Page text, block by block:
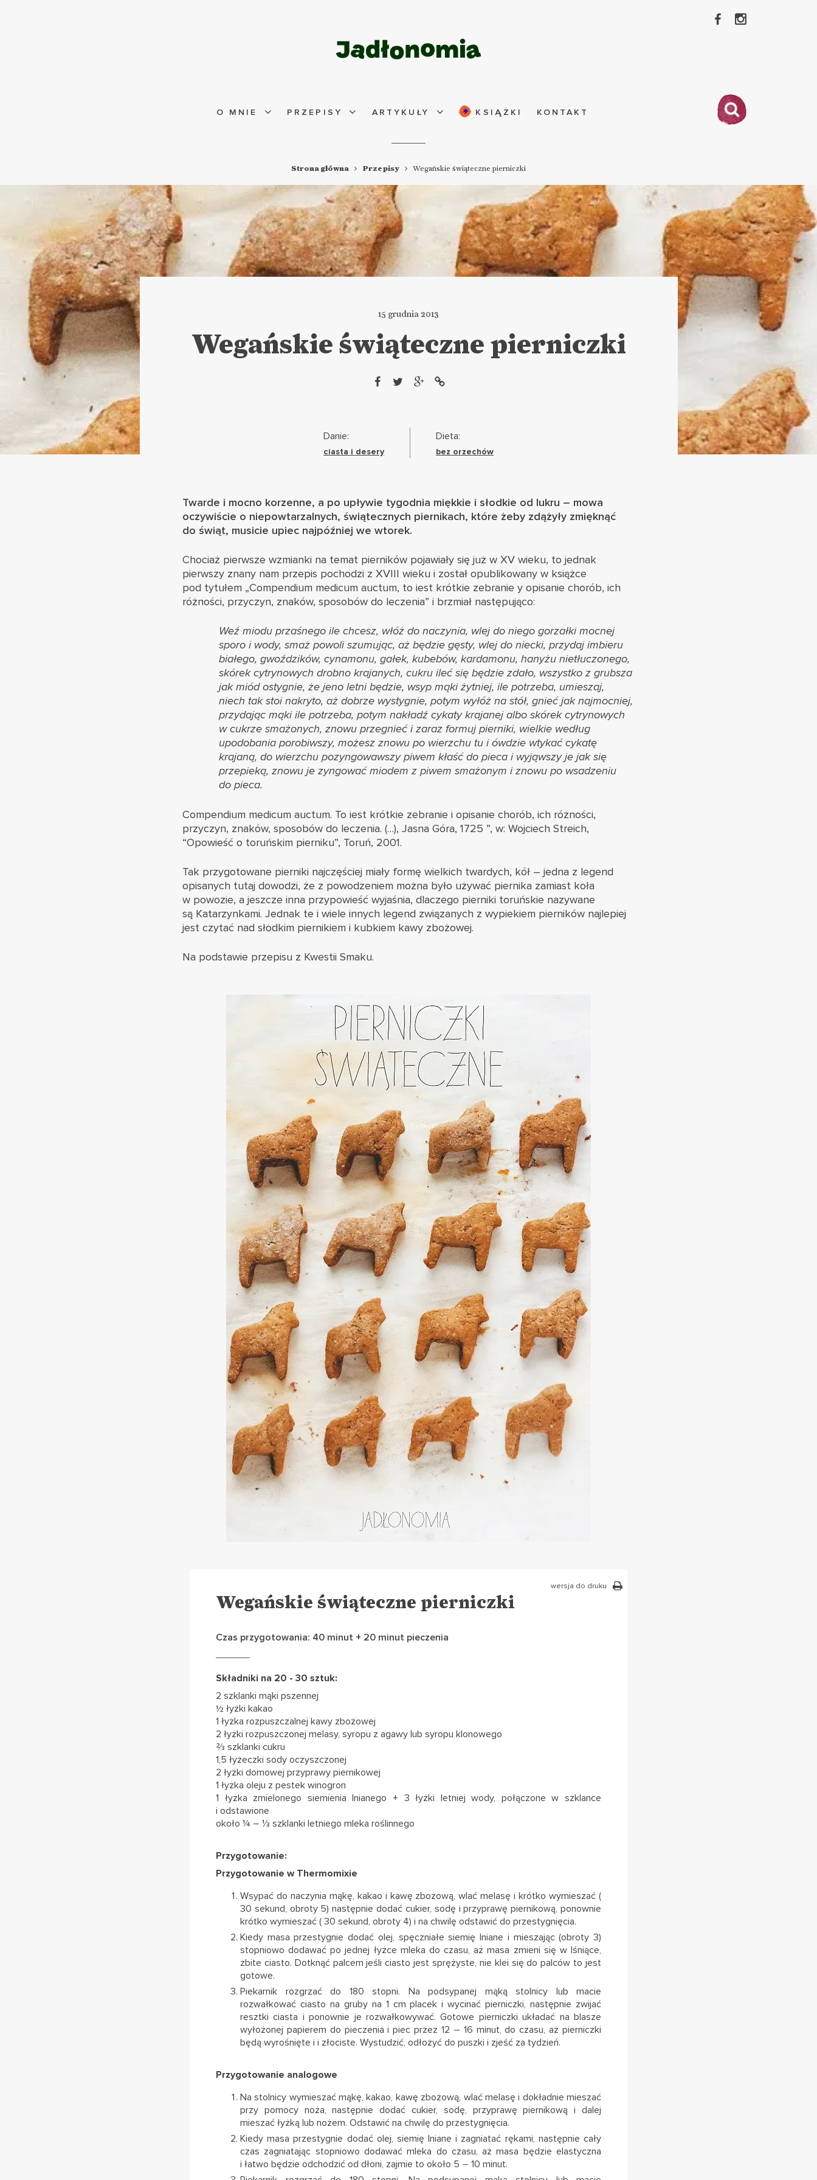
O MNIE PRZEPISY ARTYKUŁY KSIĄŻKI KONTAKT
Strona główna Przepisy Wegańskie świąteczne pierniczki
15 grudnia 2013
Wegańskie świąteczne pierniczki
Danie:
ciasta i desery
Dieta:
bez orzechów
Twarde i mocno korzenne, a po upływie tygodnia miękkie i słodkie od lukru – mowa
oczywiście o niepowtarzalnych, świątecznych piernikach, które żeby zdążyły zmięknąć
do świąt, musicie upiec najpóźniej we wtorek.
Chociaż pierwsze wzmianki na temat pierników pojawiały się już w XV wieku, to jednak
pierwszy znany nam przepis pochodzi z XVIII wieku i został opublikowany w książce
pod tytułem „Compendium medicum auctum, to iest krótkie zebranie y opisanie chorób, ich
różności, przyczyn, znaków, sposobów do leczenia” i brzmiał następująco:
Weź miodu przaśnego ile chcesz, włóż do naczynia, wlej do niego gorzałki mocnej
sporo i wody, smaż powoli szumując, aż będzie gęsty, wlej do niecki, przydaj imbieru
białego, gwoździków, cynamonu, gałek, kubebów, kardamonu, hanyżu nietłuczonego,
skórek cytrynowych drobno krajanych, cukru ileć się będzie zdało, wszystko z grubsza
jak miód ostygnie, że jeno letni będzie, wsyp mąki żytniej, ile potrzeba, umieszaj,
niech tak stoi nakryto, aż dobrze wystygnie, potym wyłóż na stół, gnieć jak najmocniej,
przydając mąki ile potrzeba, potym nakładź cykaty krajanej albo skórek cytrynowych
w cukrze smażonych, znowu przegnieć i zaraz formuj pierniki, wielkie według
upodobania porobiwszy, możesz znowu po wierzchu tu i ówdzie wtykać cykatę
krajaną, do wierzchu pozyngowawszy piwem kłaść do pieca i wyjąwszy je jak się
przepieką, znowu je zyngować miodem z piwem smażonym i znowu po wsadzeniu
do pieca.
Compendium medicum auctum. To iest krótkie zebranie i opisanie chorób, ich różności,
przyczyn, znaków, sposobów do leczenia. (…), Jasna Góra, 1725 ”, w: Wojciech Streich,
“Opowieść o toruńskim pierniku”, Toruń, 2001.
Tak przygotowane pierniki najczęściej miały formę wielkich twardych, kół – jedna z legend
opisanych tutaj dowodzi, że z powodzeniem można było używać piernika zamiast koła
w powozie, a jeszcze inna przypowieść wyjaśnia, dlaczego pierniki toruńskie nazywane
są Katarzynkami. Jednak te i wiele innych legend związanych z wypiekiem pierników najlepiej
jest czytać nad słodkim piernikiem i kubkiem kawy zbożowej.
Na podstawie przepisu z Kwestii Smaku.
wersja do druku
Wegańskie świąteczne pierniczki
Czas przygotowania: 40 minut + 20 minut pieczenia
Składniki na 20 - 30 sztuk:
2 szklanki mąki pszennej
½ łyżki kakao
1 łyżka rozpuszczalnej kawy zbożowej
2 łyżki rozpuszczonej melasy, syropu z agawy lub syropu klonowego
⅔ szklanki cukru
1,5 łyżeczki sody oczyszczonej
2 łyżki domowej przyprawy piernikowej
1 łyżka oleju z pestek winogron
1 łyżka zmielonego siemienia lnianego + 3 łyżki letniej wody, połączone w szklance
i odstawione
około ¼ – ⅓ szklanki letniego mleka roślinnego
Przygotowanie:
Przygotowanie w Thermomixie
Wsypać do naczynia mąkę, kakao i kawę zbożową, wlać melasę i krótko wymieszać (
30 sekund, obroty 5) następnie dodać cukier, sodę i przyprawę piernikową, ponownie
krótko wymieszać ( 30 sekund, obroty 4) i na chwilę odstawić do przestygnięcia.
Kiedy masa przestygnie dodać olej, spęczniałe siemię lniane i mieszając (obroty 3)
stopniowo dodawać po jednej łyżce mleka do czasu, aż masa zmieni się w lśniące,
zbite ciasto. Dotknąć palcem jeśli ciasto jest sprężyste, nie klei się do palców to jest
gotowe.
Piekarnik rozgrzać do 180 stopni. Na podsypanej mąką stolnicy lub macie
rozwałkować ciasto na gruby na 1 cm placek i wycinać pierniczki, następnie zwijać
resztki ciasta i ponownie je rozwałkowywać. Gotowe pierniczki układać na blasze
wyłożonej papierem do pieczenia i piec przez 12 – 16 minut, do czasu, aż pierniczki
będą wyrośnięte i i złociste. Wystudzić, odłożyć do puszki i zjeść za tydzień.
Przygotowanie analogowe
Na stolnicy wymieszać mąkę, kakao, kawę zbożową, wlać melasę i dokładnie mieszać
przy pomocy noża, następnie dodać cukier, sodę, przyprawę piernikową i dalej
mieszać łyżką lub nożem. Odstawić na chwilę do przestygnięcia.
Kiedy masa przestygnie dodać olej, siemię lniane i zagniatać rękami, następnie cały
czas zagniatając stopniowo dodawać mleka do czasu, aż masa będzie elastyczna
i łatwo będzie odchodzić od dłoni, zajmie to około 5 – 10 minut.